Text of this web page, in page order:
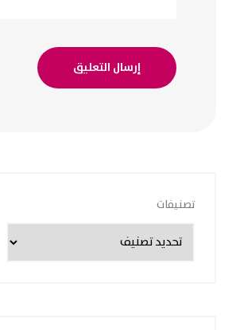
تصنيفات